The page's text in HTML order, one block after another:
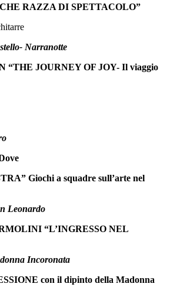
RAZZA DI SPETTACOLO”
Narranotte
“THE JOURNEY OF JOY- Il viaggio
Giochi a squadre sull’arte nel
Leonardo
“L’INGRESSO NEL
Incoronata
con il dipinto della Madonna